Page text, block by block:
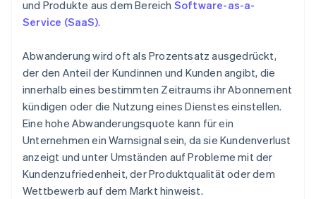
und Produkte aus dem Bereich Software-as-a-
Service (SaaS).
Abwanderung wird oft als Prozentsatz ausgedrückt,
der den Anteil der Kundinnen und Kunden angibt, die
innerhalb eines bestimmten Zeitraums ihr Abonnement
kündigen oder die Nutzung eines Dienstes einstellen.
Eine hohe Abwanderungsquote kann für ein
Unternehmen ein Warnsignal sein, da sie Kundenverlust
anzeigt und unter Umständen auf Probleme mit der
Kundenzufriedenheit, der Produktqualität oder dem
Wettbewerb auf dem Markt hinweist.